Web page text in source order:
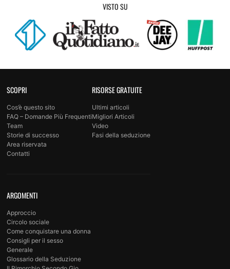
VISTO SU
SCOPRI
Cos’è questo sito
FAQ – Domande Più Frequenti
Team
Storie di successo
Area riservata
Contatti
RISORSE GRATUITE
Ultimi articoli
Migliori Articoli
Video
Fasi della seduzione
ARGOMENTI
Approccio
Circolo sociale
Come conquistare una donna
Consigli per il sesso
Generale
Glossario della Seduzione